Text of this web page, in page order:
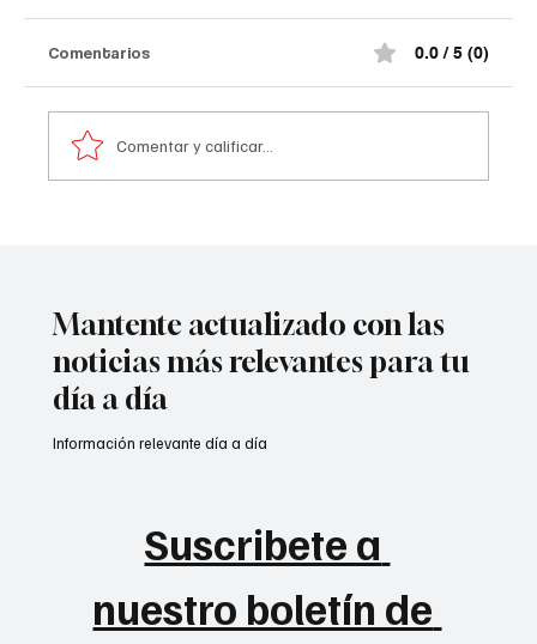
Comentarios 0.0 / 5 (0)
Comentar y calificar...
Mantente actualizado con las
noticias más relevantes para tu
día a día
Suscribete a
nuestro boletín de
Información relevante día a día